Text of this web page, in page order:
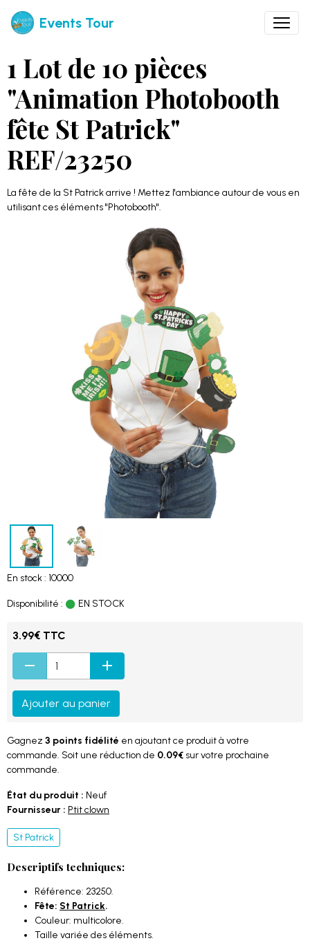
Events Tour
1 Lot de 10 pièces
"Animation Photobooth
fête St Patrick"
REF/23250
La fête de la St Patrick arrive ! Mettez l'ambiance autour de vous en
utilisant ces éléments "Photobooth".
En stock : 10000
Disponibilité : EN STOCK
3.99€ TTC
Ajouter au panier
Gagnez 3 points fidélité en ajoutant ce produit à votre
commande. Soit une réduction de 0.09€ sur votre prochaine
commande.
État du produit : Neuf
Fournisseur : Ptit clown
St Patrick
Descriptifs techniques:
Référence: 23250.
Fête: St Patrick.
Couleur: multicolore.
Taille variée des éléments.